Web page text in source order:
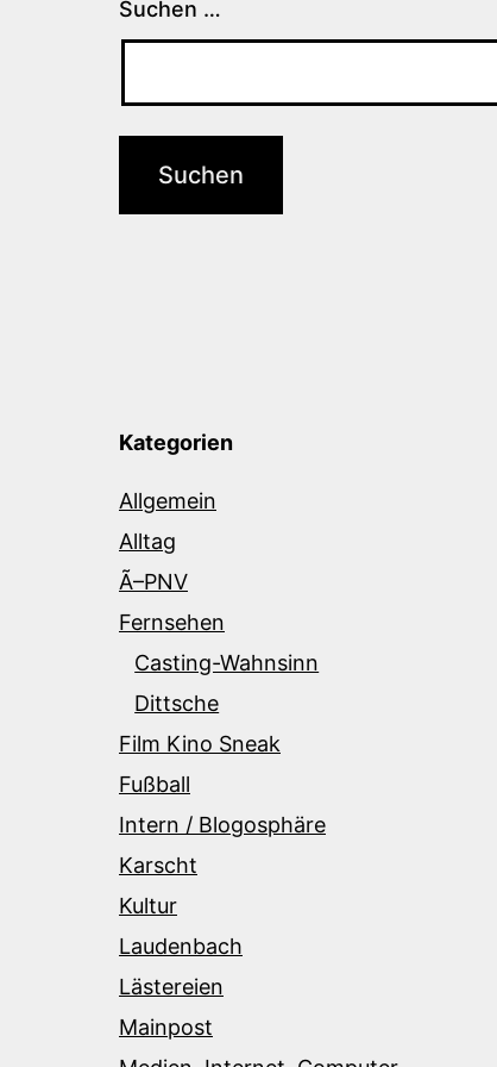
Suchen …
Kategorien
Allgemein
Alltag
Ã–PNV
Fernsehen
Casting-Wahnsinn
Dittsche
Film Kino Sneak
Fußball
Intern / Blogosphäre
Karscht
Kultur
Laudenbach
Lästereien
Mainpost